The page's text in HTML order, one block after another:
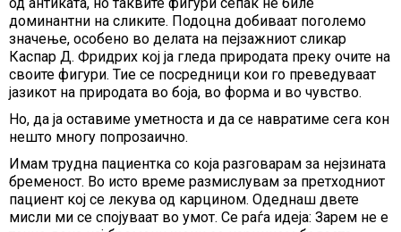
од антиката, но таквите фигури сепак не биле
доминантни на сликите. Подоцна добиваат поголемо
значење, особено во делата на пејзажниот сликар
Каспар Д. Фридрих кој ја гледа природата преку очите на
своите фигури. Тие се посредници кои го преведуваат
јазикот на природата во боја, во форма и во чувство.
Но, да ја оставиме уметноста и да се навратиме сега кон
нешто многу попрозаично.
Имам трудна пациентка со која разговарам за нејзината
бременост. Во исто време размислувам за претходниот
пациент кој се лекува од карцином. Одеднаш двете
мисли ми се спојуваат во умот. Се раѓа идеја: Зарем не е